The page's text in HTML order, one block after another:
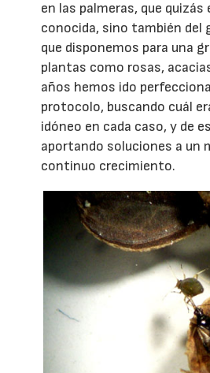
en las palmeras, que quizás
conocida, sino también del
que disponemos para una
plantas como rosas,
años hemos ido
protocolo, buscando cuál
idóneo en cada caso, y de
aportando soluciones a un
continuo crecimiento.